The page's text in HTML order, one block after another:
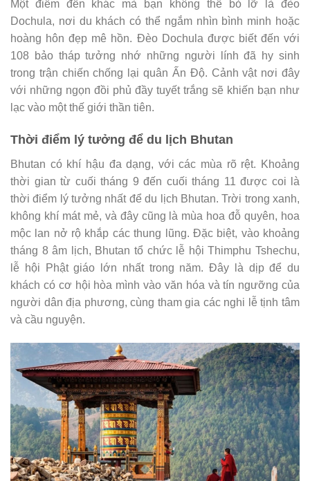
Một điểm đến khác mà bạn không thể bỏ lỡ là đèo
Dochula, nơi du khách có thể ngắm nhìn bình minh hoặc
hoàng hôn đẹp mê hồn. Đèo Dochula được biết đến với
108 bảo tháp tưởng nhớ những người lính đã hy sinh
trong trận chiến chống lại quân Ấn Độ. Cảnh vật nơi đây
với những ngọn đồi phủ đầy tuyết trắng sẽ khiến bạn như
lạc vào một thế giới thần tiên.
Thời điểm lý tưởng để du lịch Bhutan
Bhutan có khí hậu đa dạng, với các mùa rõ rệt. Khoảng
thời gian từ cuối tháng 9 đến cuối tháng 11 được coi là
thời điểm lý tưởng nhất để du lịch Bhutan. Trời trong xanh,
không khí mát mẻ, và đây cũng là mùa hoa đỗ quyên, hoa
mộc lan nở rộ khắp các thung lũng. Đặc biệt, vào khoảng
tháng 8 âm lịch, Bhutan tổ chức lễ hội Thimphu Tshechu,
lễ hội Phật giáo lớn nhất trong năm. Đây là dịp để du
khách có cơ hội hòa mình vào văn hóa và tín ngưỡng của
người dân địa phương, cùng tham gia các nghi lễ tịnh tâm
và cầu nguyện.